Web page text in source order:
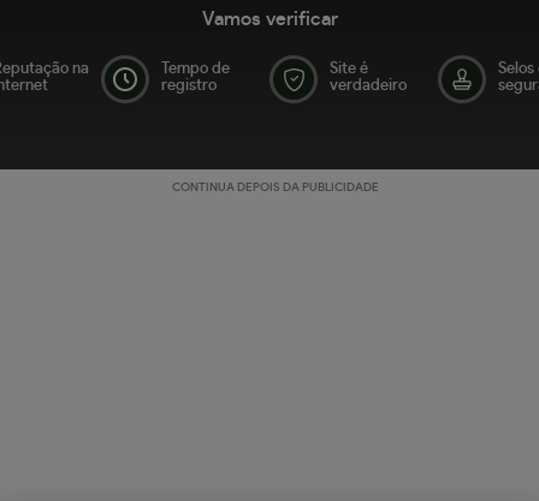
Vamos verificar
na
Tempo de
registro
Site é
verdadeiro
Selos
CONTINUA DEPOIS DA PUBLICIDADE